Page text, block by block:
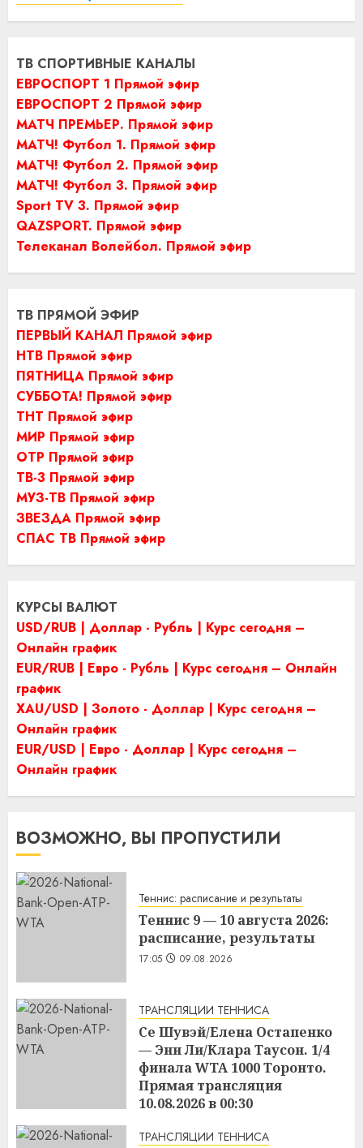
ТВ СПОРТИВНЫЕ КАНАЛЫ
ЕВРОСПОРТ 1 Прямой эфир
ЕВРОСПОРТ 2 Прямой эфир
МАТЧ ПРЕМЬЕР. Прямой эфир
МАТЧ! Футбол 1. Прямой эфир
МАТЧ! Футбол 2. Прямой эфир
МАТЧ! Футбол 3. Прямой эфир
Sport TV 3. Прямой эфир
QAZSPORT. Прямой эфир
Телеканал Волейбол. Прямой эфир
ТВ ПРЯМОЙ ЭФИР
ПЕРВЫЙ КАНАЛ Прямой эфир
НТВ Прямой эфир
ПЯТНИЦА Прямой эфир
СУББОТА! Прямой эфир
ТНТ Прямой эфир
МИР Прямой эфир
ОТР Прямой эфир
ТВ-3 Прямой эфир
МУЗ-ТВ Прямой эфир
ЗВЕЗДА Прямой эфир
СПАС ТВ Прямой эфир
КУРСЫ ВАЛЮТ
USD/RUB | Доллар - Рубль | Курс сегодня –
Онлайн график
EUR/RUB | Евро - Рубль | Курс сегодня – Онлайн
график
XAU/USD | Золото - Доллар | Курс сегодня –
Онлайн график
EUR/USD | Евро - Доллар | Курс сегодня –
Онлайн график
ВОЗМОЖНО, ВЫ ПРОПУСТИЛИ
Теннис: расписание и результаты
Теннис 9 — 10 августа 2026:
расписание, результаты
17:05 09.08.2026
ТРАНСЛЯЦИИ ТЕННИСА
Се Шувэй/Елена Остапенко
— Энн Ли/Клара Таусон. 1/4
финала WTA 1000 Торонто.
Прямая трансляция
10.08.2026 в 00:30
ТРАНСЛЯЦИИ ТЕННИСА